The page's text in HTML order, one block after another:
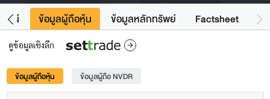
ยชน์ ข้อมูลผู้ถือหุ้น ข้อมูลหลักทรัพย์ Factsheet
ดูข้อมูลเชิงลึก
ข้อมูลผู้ถือหุ้น ข้อมูลผู้ถือ NVDR